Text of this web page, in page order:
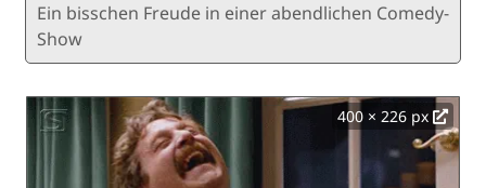
Ein bisschen Freude in einer abendlichen Comedy-
Show
400 × 226 px